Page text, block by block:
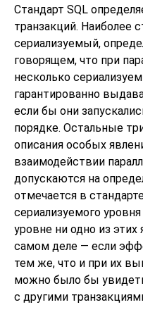
Стандарт SQL
транзакций. Наиболее
сериализуемый,
говорящем, что при
несколько
гарантированно
если бы они
порядке. Остальные
описания особых
взаимодействии
допускаются на
отмечается в
сериализуемого
уровне ни одно из
самом деле — если
тем же, что и при их
можно было бы
с другими